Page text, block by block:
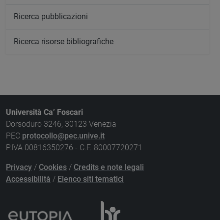
Ricerca pubblicazioni
Ricerca risorse bibliografiche
Università Ca’ Foscari
Dorsoduro 3246, 30123 Venezia
PEC protocollo@pec.unive.it
P.IVA 00816350276 - C.F. 80007720271
Privacy / Cookies / Credits e note legali
Accessibilità / Elenco siti tematici